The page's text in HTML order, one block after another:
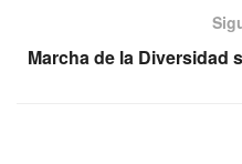
Marcha de la Diversidad